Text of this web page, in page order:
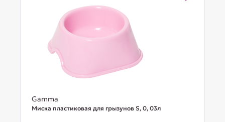
Gamma
Миска пластиковая для грызунов S, 0, 03л